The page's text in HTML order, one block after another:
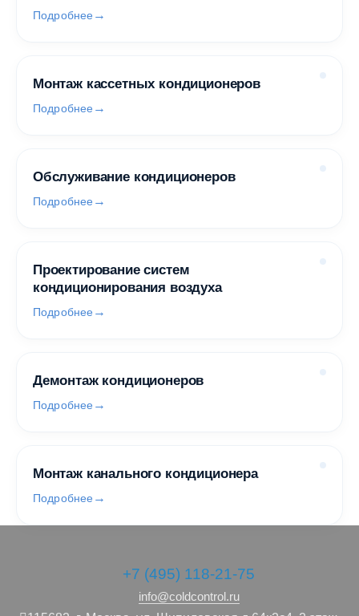
Подробнее
Монтаж кассетных кондиционеров
Подробнее
Обслуживание кондиционеров
Подробнее
Проектирование систем
кондиционирования воздуха
Подробнее
Демонтаж кондиционеров
Подробнее
Монтаж канального кондиционера
Подробнее
+7 (495) 118-21-75
info@coldcontrol.ru